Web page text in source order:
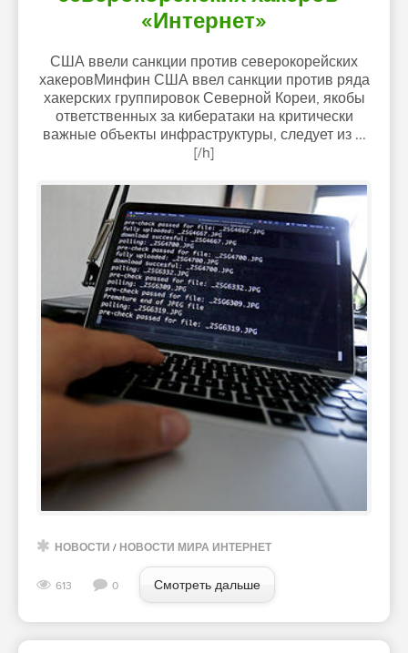
«Интернет»
США ввели санкции против северокорейских
хакеровМинфин США ввел санкции против ряда
хакерских группировок Северной Кореи, якобы
ответственных за кибератаки на критически
важные объекты инфраструктуры, следует из ...
[/h]
НОВОСТИ / НОВОСТИ МИРА ИНТЕРНЕТ
613 0 Смотреть дальше